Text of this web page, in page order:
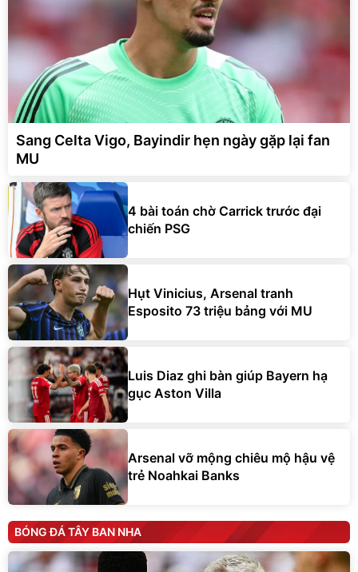
Sang Celta Vigo, Bayindir hẹn ngày gặp lại fan
MU
4 bài toán chờ Carrick trước đại
chiến PSG
Hụt Vinicius, Arsenal tranh
Esposito 73 triệu bảng với MU
Luis Diaz ghi bàn giúp Bayern hạ
gục Aston Villa
Arsenal vỡ mộng chiêu mộ hậu vệ
trẻ Noahkai Banks
BÓNG ĐÁ TÂY BAN NHA